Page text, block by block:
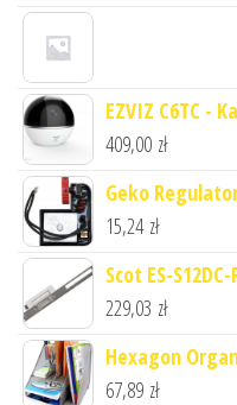
EZVIZ C6TC -
409,00 zł
Geko
15,24 zł
Scot ES-S12DC-
229,03 zł
Hexagon
67,89 zł